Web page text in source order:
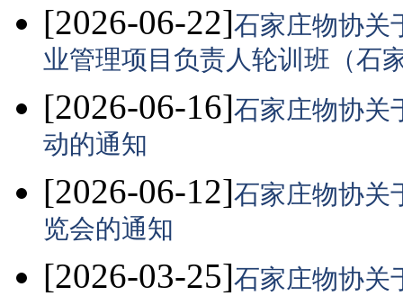
[2026-06-22]石家庄物协关
业管理项目负责人轮训班（石
[2026-06-16]石家庄物协关
动的通知
[2026-06-12]石家庄物协关
览会的通知
[2026-03-25]石家庄物协关